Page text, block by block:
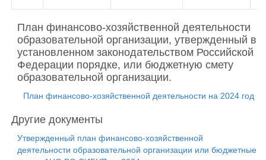
План финансово-хозяйственной деятельности
образовательной организации, утвержденный в
установленном законодательством Российской
Федерации порядке, или бюджетную смету
образовательной организации.
План финансово-хозяйственной деятельности на 2024 год
Другие документы
Утвержденный план финансово-хозяйственной
деятельности образовательной организации или бюджетные